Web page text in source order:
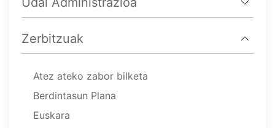
Zerbitzuak
Atez ateko zabor bilketa
Berdintasun Plana
Euskara